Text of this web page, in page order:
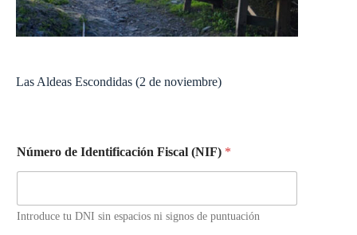
Las Aldeas Escondidas (2 de noviembre)
Número de Identificación Fiscal (NIF) *
Introduce tu DNI sin espacios ni signos de puntuación